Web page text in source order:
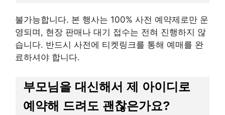
불가능합니다. 본 행사는 100% 사전 예약제로만 운
영되며, 현장 판매나 대기 접수는 전혀 진행하지 않
습니다. 반드시 사전에 티켓링크를 통해 예매를 완
료하셔야 합니다.
부모님을 대신해서 제 아이디로
예약해 드려도 괜찮은가요?